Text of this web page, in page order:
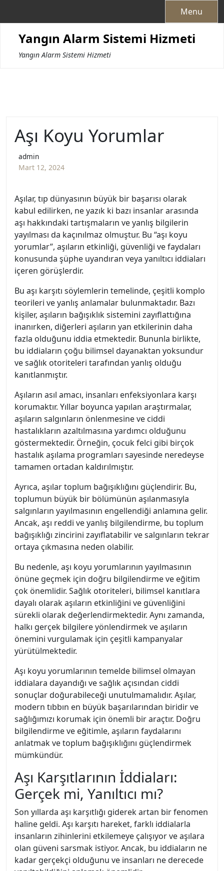
Menu
Yangın Alarm Sistemi Hizmeti
Yangın Alarm Sistemi Hizmeti
Aşı Koyu Yorumlar
admin
Mart 12, 2024
Aşılar, tıp dünyasının büyük bir başarısı olarak
kabul edilirken, ne yazık ki bazı insanlar arasında
aşı hakkındaki tartışmaların ve yanlış bilgilerin
yayılması da kaçınılmaz olmuştur. Bu “aşı koyu
yorumlar”, aşıların etkinliği, güvenliği ve faydaları
konusunda şüphe uyandıran veya yanıltıcı iddiaları
içeren görüşlerdir.
Bu aşı karşıtı söylemlerin temelinde, çeşitli komplo
teorileri ve yanlış anlamalar bulunmaktadır. Bazı
kişiler, aşıların bağışıklık sistemini zayıflattığına
inanırken, diğerleri aşıların yan etkilerinin daha
fazla olduğunu iddia etmektedir. Bununla birlikte,
bu iddiaların çoğu bilimsel dayanaktan yoksundur
ve sağlık otoriteleri tarafından yanlış olduğu
kanıtlanmıştır.
Aşıların asıl amacı, insanları enfeksiyonlara karşı
korumaktır. Yıllar boyunca yapılan araştırmalar,
aşıların salgınların önlenmesine ve ciddi
hastalıkların azaltılmasına yardımcı olduğunu
göstermektedir. Örneğin, çocuk felci gibi birçok
hastalık aşılama programları sayesinde neredeyse
tamamen ortadan kaldırılmıştır.
Ayrıca, aşılar toplum bağışıklığını güçlendirir. Bu,
toplumun büyük bir bölümünün aşılanmasıyla
salgınların yayılmasının engellendiği anlamına gelir.
Ancak, aşı reddi ve yanlış bilgilendirme, bu toplum
bağışıklığı zincirini zayıflatabilir ve salgınların tekrar
ortaya çıkmasına neden olabilir.
Bu nedenle, aşı koyu yorumlarının yayılmasının
önüne geçmek için doğru bilgilendirme ve eğitim
çok önemlidir. Sağlık otoriteleri, bilimsel kanıtlara
dayalı olarak aşıların etkinliğini ve güvenliğini
sürekli olarak değerlendirmektedir. Aynı zamanda,
halkı gerçek bilgilere yönlendirmek ve aşıların
önemini vurgulamak için çeşitli kampanyalar
yürütülmektedir.
Aşı koyu yorumlarının temelde bilimsel olmayan
iddialara dayandığı ve sağlık açısından ciddi
sonuçlar doğurabileceği unutulmamalıdır. Aşılar,
modern tıbbın en büyük başarılarından biridir ve
sağlığımızı korumak için önemli bir araçtır. Doğru
bilgilendirme ve eğitimle, aşıların faydalarını
anlatmak ve toplum bağışıklığını güçlendirmek
mümkündür.
Aşı Karşıtlarının İddiaları:
Gerçek mi, Yanıltıcı mı?
Son yıllarda aşı karşıtlığı giderek artan bir fenomen
haline geldi. Aşı karşıtı hareket, farklı iddialarla
insanların zihinlerini etkilemeye çalışıyor ve aşılara
olan güveni sarsmak istiyor. Ancak, bu iddiaların ne
kadar gerçekçi olduğunu ve insanları ne derecede